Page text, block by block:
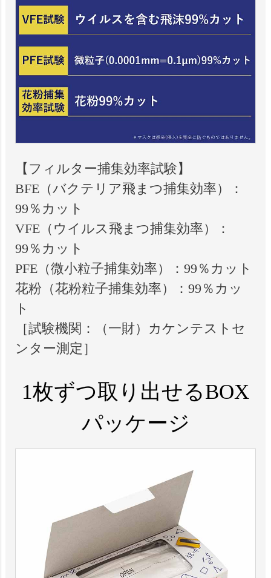
【フィルター捕集効率試験】
BFE（バクテリア飛まつ捕集効率）：
99％カット
VFE（ウイルス飛まつ捕集効率）：
99％カット
PFE（微小粒子捕集効率）：99％カット
花粉（花粉粒子捕集効率）：99％カッ
ト
［試験機関：（一財）カケンテストセ
ンター測定］
1枚ずつ取り出せるBOX
パッケージ